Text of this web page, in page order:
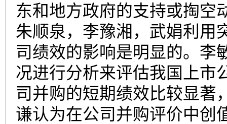
东和地方政府的支持或掏空
朱顺泉，李豫湘，武娟利用
司绩效的影响是明显的。李
况进行分析来评估我国上市
司并购的短期绩效比较显著
谦认为在公司并购评价中创